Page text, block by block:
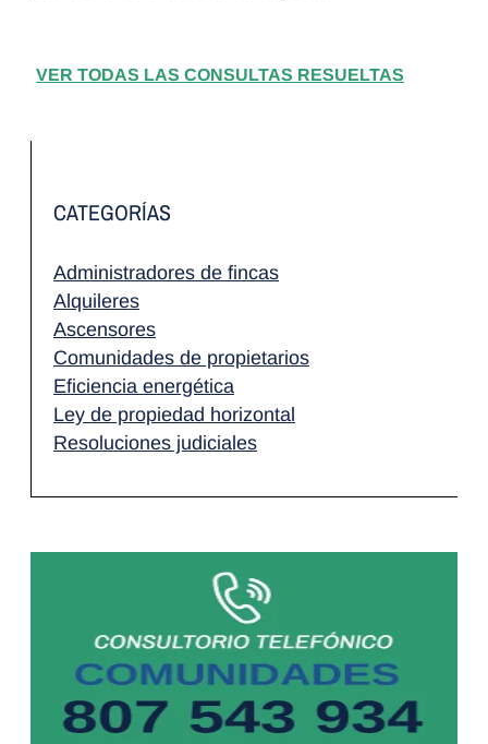
VER TODAS LAS CONSULTAS RESUELTAS
CATEGORÍAS
Administradores de fincas
Alquileres
Ascensores
Comunidades de propietarios
Eficiencia energética
Ley de propiedad horizontal
Resoluciones judiciales